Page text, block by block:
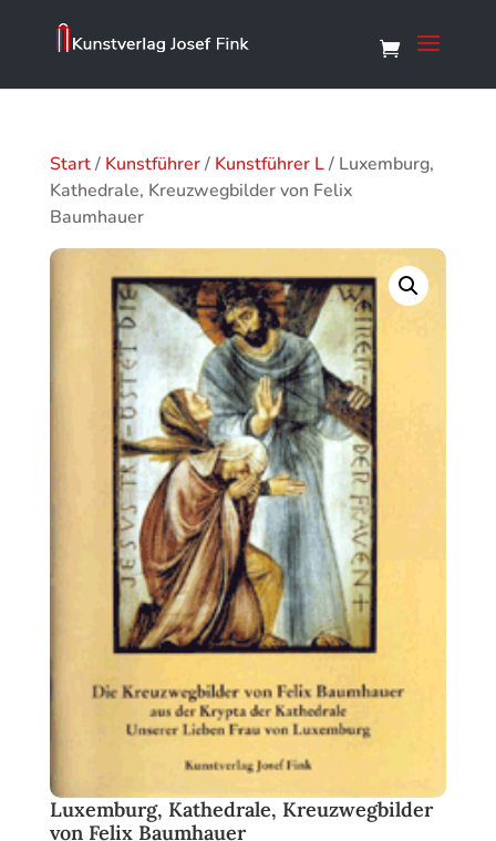
Start/ Kunstführer/ Kunstführer L/ Luxemburg,
Kathedrale, Kreuzwegbilder von Felix
Baumhauer
Luxemburg, Kathedrale, Kreuzwegbilder
von Felix Baumhauer